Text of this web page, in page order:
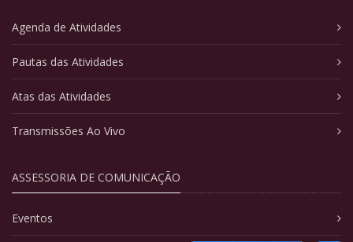
Agenda de Atividades
Pautas das Atividades
Atas das Atividades
Transmissões Ao Vivo
ASSESSORIA DE COMUNICAÇÃO
Eventos